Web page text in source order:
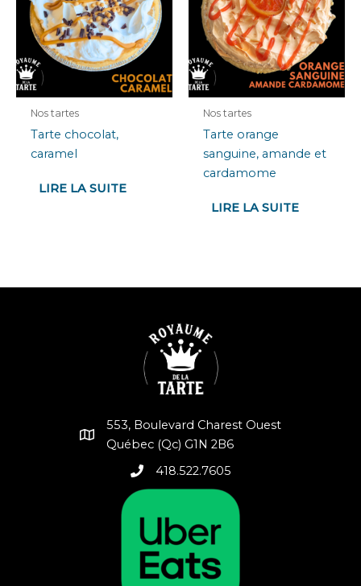
Nos tartes
Tarte chocolat,
caramel
LIRE LA SUITE
Nos tartes
Tarte orange
sanguine, amande et
cardamome
LIRE LA SUITE
553, Boulevard Charest Ouest
Québec (Qc) G1N 2B6
418.522.7605